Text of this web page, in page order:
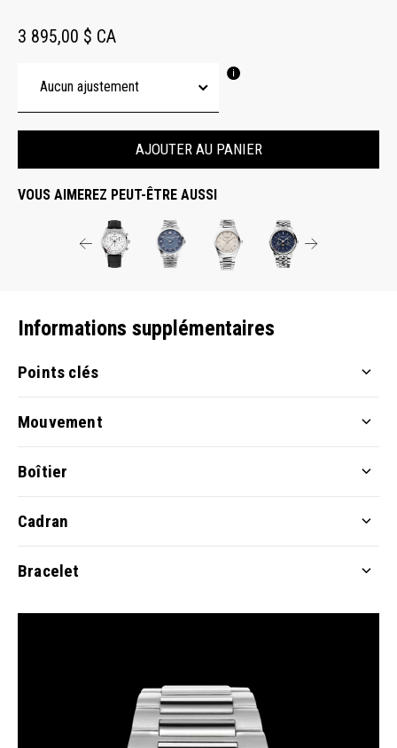
3 895,00 $ CA
AJOUTER AU PANIER
VOUS AIMEREZ PEUT-ÊTRE AUSSI
Informations supplémentaires
Points clés
Mouvement
Boîtier
Cadran
Bracelet